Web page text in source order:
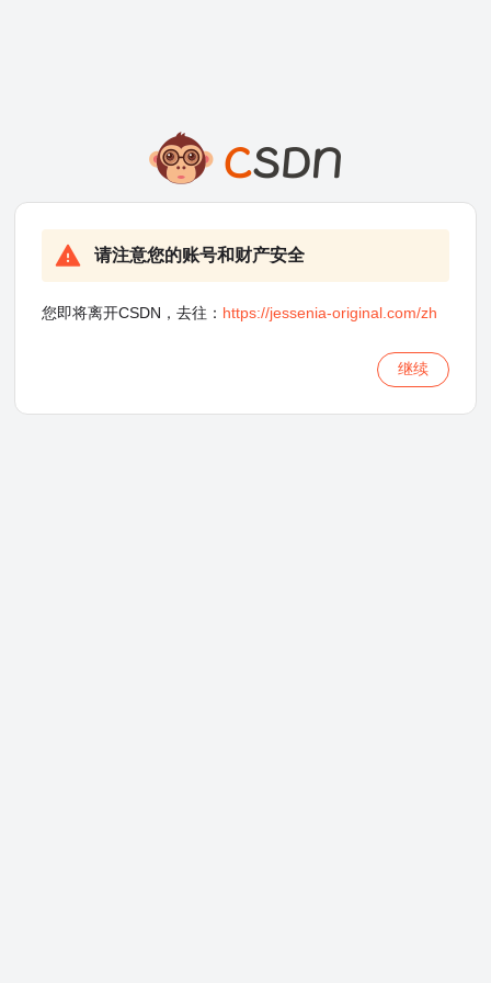
请注意您的账号和财产安全
您即将离开CSDN，去往： https://jessenia-original.com/zh
继续